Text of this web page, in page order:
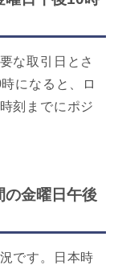
な取引日とさ
になると、ロ
刻までにポジ
の金曜日午後
です。日本時